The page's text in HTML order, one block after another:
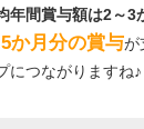
年間賞与額は2～3
か月分の賞与が
につながりますね♪